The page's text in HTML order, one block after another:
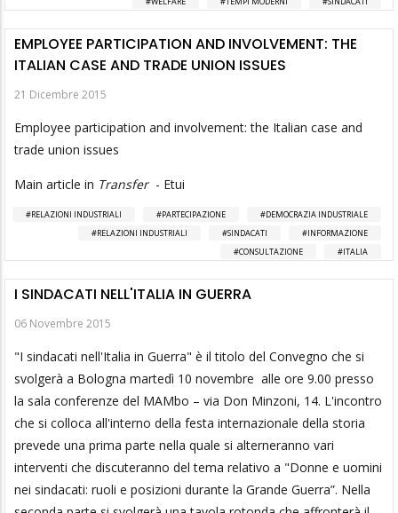
EMPLOYEE PARTICIPATION AND INVOLVEMENT: THE
ITALIAN CASE AND TRADE UNION ISSUES
21 Dicembre 2015
Employee participation and involvement: the Italian case and
trade union issues
Main article in Transfer- Etui
RELAZIONI INDUSTRIALI PARTECIPAZIONE
DEMOCRAZIA INDUSTRIALE
RELAZIONI INDUSTRIALI
SINDACATI
INFORMAZIONE
CONSULTAZIONE
ITALIA
I SINDACATI NELL'ITALIA IN GUERRA
06 Novembre 2015
"I sindacati nell'Italia in Guerra" è il titolo del Convegno che si
svolgerà a Bologna martedì 10 novembre alle ore 9.00 presso
la sala conferenze del MAMbo – via Don Minzoni, 14. L'incontro
che si colloca all'interno della festa internazionale della storia
prevede una prima parte nella quale si alterneranno vari
interventi che discuteranno del tema relativo a "Donne e uomini
nei sindacati: ruoli e posizioni durante la Grande Guerra”. Nella